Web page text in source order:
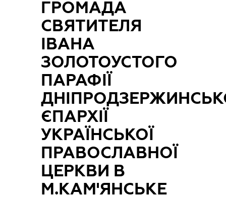
ГРОМАДА
СВЯТИТЕЛЯ
ІВАНА
ЗОЛОТОУСТОГО
ПАРАФІЇ
ЄПАРХІЇ
УКРАЇНСЬКОЇ
ПРАВОСЛАВНОЇ
ЦЕРКВИ В
М.КАМ'ЯНСЬКЕ